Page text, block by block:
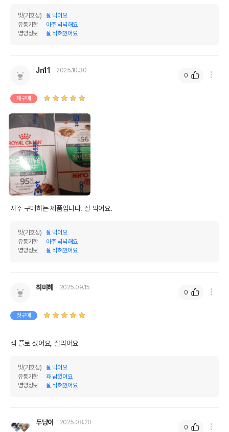
맛(기호성)
잘 먹어요
유통기한
아주 넉넉해요
영양정보
잘 적혀있어요
Jn11 2025.10.30
재구매
자주 구매하는 제품입니다. 잘 먹어요.
맛(기호성)
잘 먹어요
유통기한
아주 넉넉해요
영양정보
잘 적혀있어요
0
최미혜 2025.09.15
첫구매
샘 플로 샀어요, 잘먹어요
맛(기호성)
잘 먹어요
유통기한
꽤 남았어요
영양정보
잘 적혀있어요
0
두냥이 2025.08.20
0